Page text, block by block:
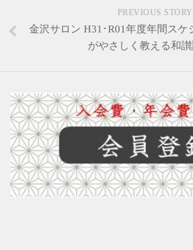
PREVIOUS STORY
金沢サロン H31･R01年度年間スケ
がやさしく教える和讃